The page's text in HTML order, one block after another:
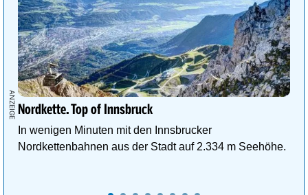
Nordkette. Top of Innsbruck
In wenigen Minuten mit den Innsbrucker
Nordkettenbahnen aus der Stadt auf 2.334 m Seehöhe.